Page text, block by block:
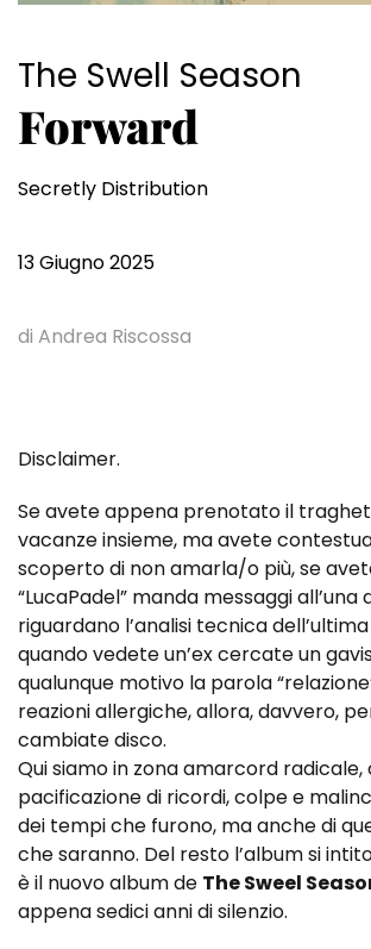
The Swell Season
Forward
Secretly Distribution
13 Giugno 2025
di Andrea Riscossa
Disclaimer.
Se avete appena prenotato il
vacanze insieme, ma avete
scoperto di non amarla/o più, se
“LucaPadel” manda messaggi
riguardano l’analisi tecnica
quando vedete un’ex cercate un
qualunque motivo la parola
reazioni allergiche, allora, davvero,
cambiate disco.
Qui siamo in zona amarcord radicale,
pacificazione di ricordi, colpe e
dei tempi che furono, ma anche di
che saranno. Del resto l’album si
è il nuovo album de The Sweel
appena sedici anni di silenzio.